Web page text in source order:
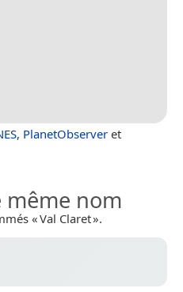
, PlanetObserver et
nom
« Val Claret ».